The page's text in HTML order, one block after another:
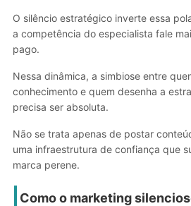
O silêncio estratégico inverte essa
a competência do especialista fale
pago.
Nessa dinâmica, a simbiose entre
conhecimento e quem desenha a
precisa ser absoluta.
Não se trata apenas de postar
uma infraestrutura de confiança que
marca perene.
Como o marketing